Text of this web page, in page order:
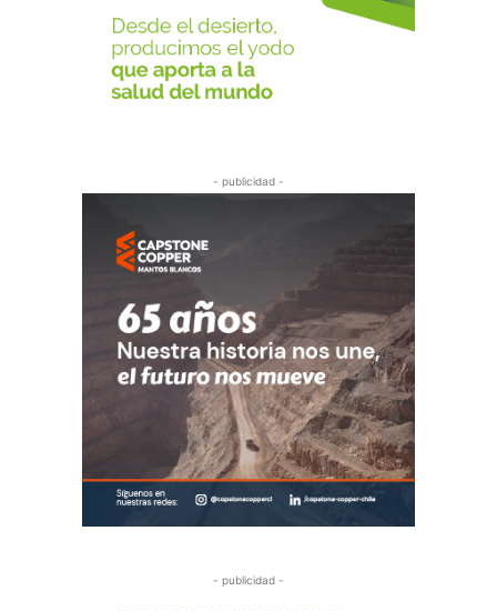
- publicidad -
- publicidad -